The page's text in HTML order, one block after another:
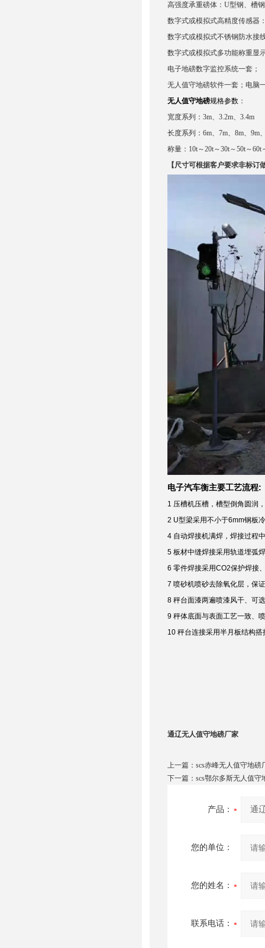
高强度承重磅体：U型钢、槽
数字式或模拟式高精度传感器
数字式或模拟式不锈钢防水接
数字式或模拟式多功能称重显
电子地磅数字监控系统一套；
无人值守地磅软件一套；电脑
无人值守地磅规格参数：
宽度系列：3m、3.2m、3.4m
长度系列：6m、7m、8m、9m
称量：10t～20t～30t～50t～60t
【尺寸可根据客户要求非标订
电子汽车衡主要工艺流程:
1 压槽机压槽，槽型倒角圆润
2 U型梁采用不小于6mm钢板
4 自动焊接机满焊，焊接过程
5 板材中缝焊接采用轨道埋弧
6 零件焊接采用CO2保护焊接
7 喷砂机喷砂去除氧化层，保
8 秤台面漆两遍喷漆风干、可
9 秤体底面与表面工艺一致、
10 秤台连接采用半月板结构
通辽无人值守地磅厂家
上一篇： scs赤峰无人值守地磅
下一篇： scs鄂尔多斯无人值守
产品：
您的单位：
您的姓名：
联系电话：